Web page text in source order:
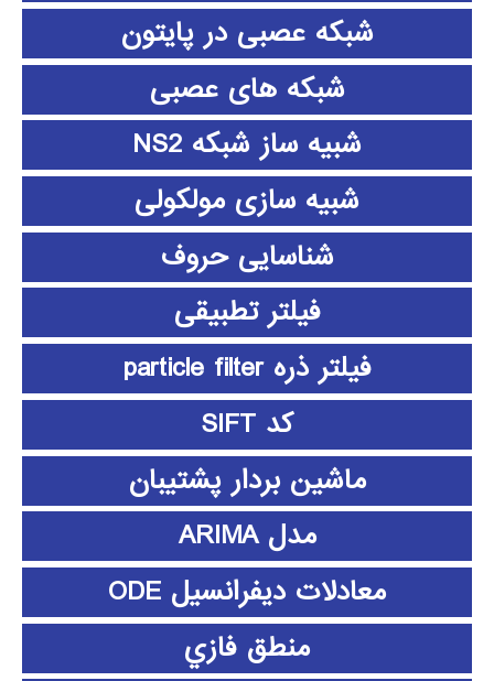
شبکه عصبی در پایتون
شبکه های عصبی
شبیه ساز شبکه NS2
شبیه سازی مولکولی
شناسایی حروف
فیلتر تطبیقی
فیلتر ذره particle filter
کد SIFT
ماشین بردار پشتیبان
مدل ARIMA
معادلات دیفرانسیل ODE
منطق فازي